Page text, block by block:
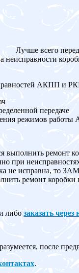
Лучше всего
неисправности
АКПП и
передаче
режимов
выполнить ремонт
при
не
ремонт коробки
либо заказать через
после
.